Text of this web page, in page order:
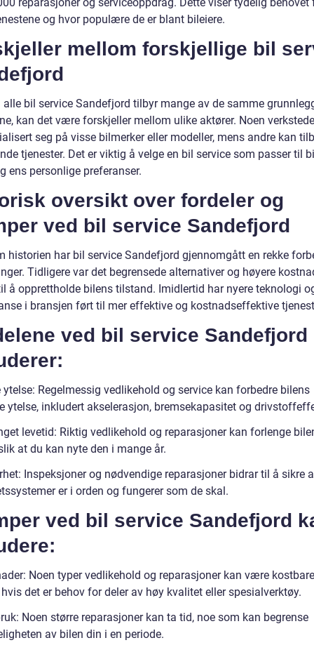
og hvor populære de er blant bileiere.
mellom forskjellige bil
alle bil service Sandefjord tilbyr mange av de samme
kan det være forskjeller mellom ulike aktører. Noen
seg på visse bilmerker eller modeller, mens andre kan
tjenester. Det er viktig å velge en bil service som passer til
ens personlige preferanser.
oversikt over fordeler og
ved bil service Sandefjord
historien har bil service Sandefjord gjennomgått en rekke
Tidligere var det begrensede alternativer og høyere
å opprettholde bilens tilstand. Imidlertid har nyere teknologi
i bransjen ført til mer effektive og kostnadseffektive
ved bil service Sandefjord
ytelse: Regelmessig vedlikehold og service kan forbedre bilens
ytelse, inkludert akselerasjon, bremsekapasitet og
levetid: Riktig vedlikehold og reparasjoner kan forlenge
at du kan nyte den i mange år.
Inspeksjoner og nødvendige reparasjoner bidrar til å sikre
er i orden og fungerer som de skal.
ved bil service Sandefjord
Noen typer vedlikehold og reparasjoner kan være
det er behov for deler av høy kvalitet eller spesialverktøy.
Noen større reparasjoner kan ta tid, noe som kan begrense
av bilen din i en periode.